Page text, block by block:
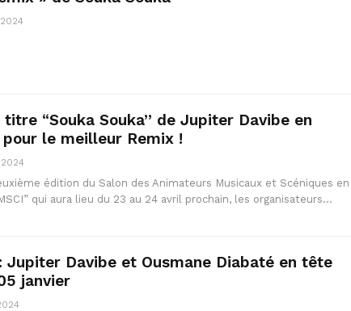
titre “Souka Souka” de Jupiter Davibe en
le meilleur Remix !
édition du Salon des Animateurs Musicaux et Scéniques en
qui aura lieu du 23 au 24 avril prochain, les organisateurs…
Jupiter Davibe et Ousmane Diabaté en tête
janvier